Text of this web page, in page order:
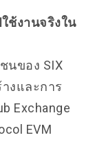
ช้งานจริงใน
นของ SIX
งและการ
Exchange
EVM